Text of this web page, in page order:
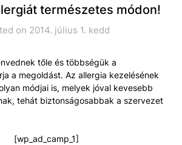
természetes módon!
on 2014. július 1. kedd
tőle és többségük a
a megoldást. Az allergia kezelésének
módjai is, melyek jóval kevesebb
tehát biztonságosabbak a szervezet
[wp_ad_camp_1]